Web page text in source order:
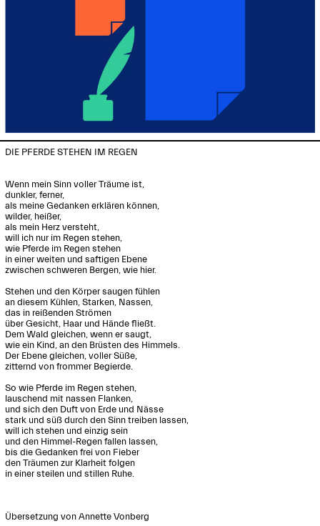
DIE PFERDE STEHEN IM REGEN
Wenn mein Sinn voller Träume ist,
dunkler, ferner,
als meine Gedanken erklären können,
wilder, heißer,
als mein Herz versteht,
will ich nur im Regen stehen,
wie Pferde im Regen stehen
in einer weiten und saftigen Ebene
zwischen schweren Bergen, wie hier.
Stehen und den Körper saugen fühlen
an diesem Kühlen, Starken, Nassen,
das in reißenden Strömen
über Gesicht, Haar und Hände fließt.
Dem Wald gleichen, wenn er saugt,
wie ein Kind, an den Brüsten des Himmels.
Der Ebene gleichen, voller Süße,
zitternd von frommer Begierde.
So wie Pferde im Regen stehen,
lauschend mit nassen Flanken,
und sich den Duft von Erde und Nässe
stark und süß durch den Sinn treiben lassen,
will ich stehen und einzig sein
und den Himmel-Regen fallen lassen,
bis die Gedanken frei von Fieber
den Träumen zur Klarheit folgen
in einer steilen und stillen Ruhe.
Übersetzung von Annette Vonberg